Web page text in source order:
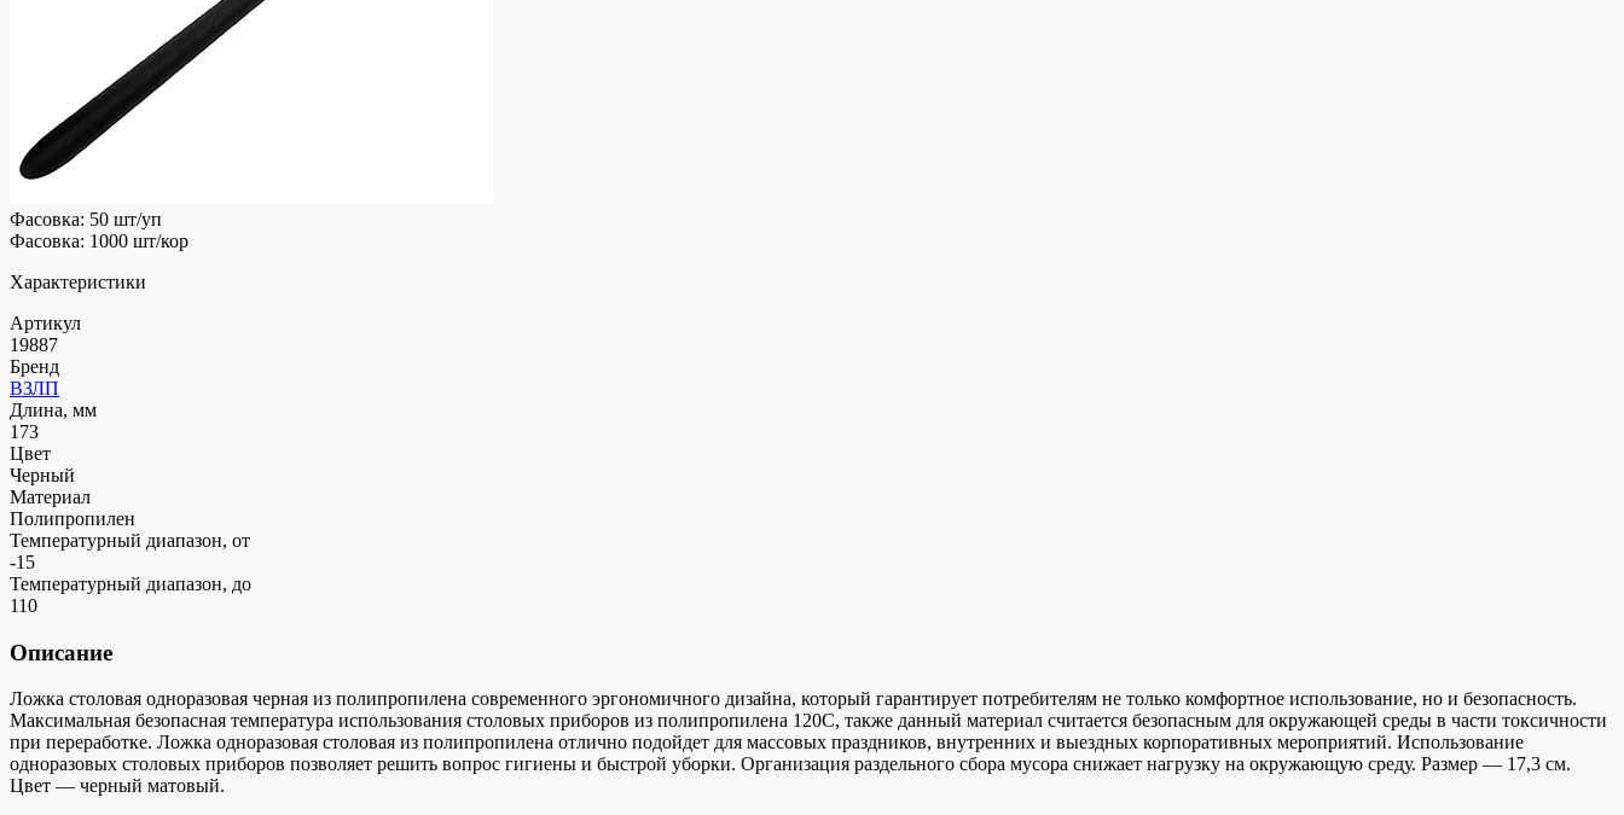
Фасовка: 50 шт/уп
Фасовка: 1000 шт/кор
Характеристики
Артикул
19887
Бренд
ВЗЛП
Длина, мм
173
Цвет
Черный
Материал
Полипропилен
Температурный диапазон, от
-15
Температурный диапазон, до
110
Описание
Ложка столовая одноразовая черная из полипропилена современного эргономичного дизайна, который гарантирует потребителям не только комфортное использование, но и безопасность.
Максимальная безопасная температура использования столовых приборов из полипропилена 120С, также данный материал считается безопасным для окружающей среды в части токсичности
при переработке. Ложка одноразовая столовая из полипропилена отлично подойдет для массовых праздников, внутренних и выездных корпоративных мероприятий. Использование
одноразовых столовых приборов позволяет решить вопрос гигиены и быстрой уборки. Организация раздельного сбора мусора снижает нагрузку на окружающую среду. Размер — 17,3 см.
Цвет — черный матовый.